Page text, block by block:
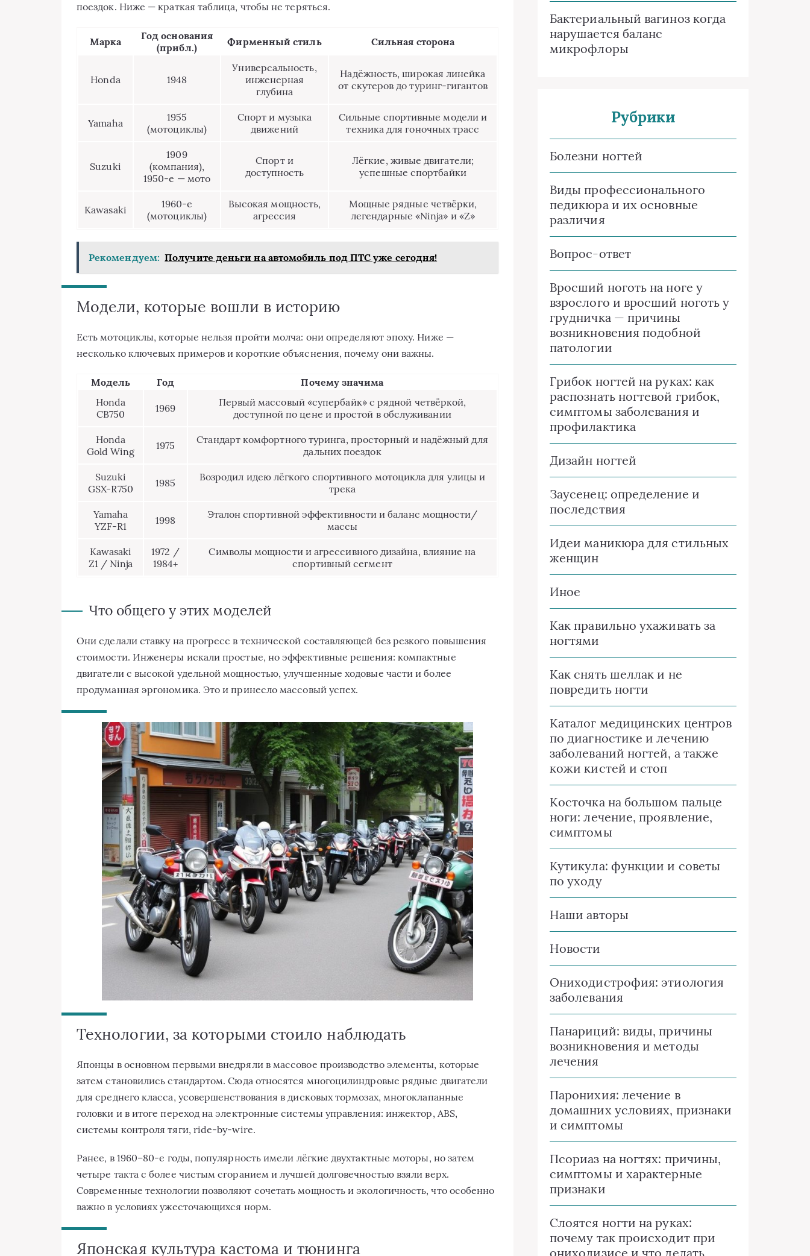
поездок. Ниже — краткая таблица, чтобы не теряться.
Марка
Год основания
(прибл.)
Фирменный стиль Сильная сторона
Honda 1948
Универсальность,
инженерная
глубина
Надёжность, широкая линейка
от скутеров до туринг-гигантов
Yamaha
1955
(мотоциклы)
Спорт и музыка
движений
Сильные спортивные модели и
техника для гоночных трасс
Suzuki
1909
(компания),
1950-е — мото
Спорт и
доступность
Лёгкие, живые двигатели;
успешные спортбайки
Kawasaki
1960-е
(мотоциклы)
Высокая мощность,
агрессия
Мощные рядные четвёрки,
легендарные «Ninja» и «Z»
Рекомендуем: Получите деньги на автомобиль под ПТС уже сегодня!
Модели, которые вошли в историю
Есть мотоциклы, которые нельзя пройти молча: они определяют эпоху. Ниже —
несколько ключевых примеров и короткие объяснения, почему они важны.
Модель Год
Почему значима
Honda
CB750
1969
Первый массовый «супербайк» с рядной четвёркой,
доступной по цене и простой в обслуживании
Honda
Gold Wing
1975
Стандарт комфортного туринга, просторный и надёжный для
дальних поездок
Suzuki
GSX-R750
1985
Возродил идею лёгкого спортивного мотоцикла для улицы и
трека
Yamaha
YZF-R1
1998
Эталон спортивной эффективности и баланс мощности/
массы
Kawasaki
Z1 / Ninja
1972 /
1984+
Символы мощности и агрессивного дизайна, влияние на
спортивный сегмент
Что общего у этих моделей
Они сделали ставку на прогресс в технической составляющей без резкого повышения
стоимости. Инженеры искали простые, но эффективные решения: компактные
двигатели с высокой удельной мощностью, улучшенные ходовые части и более
продуманная эргономика. Это и принесло массовый успех.
Технологии, за которыми стоило наблюдать
Японцы в основном первыми внедряли в массовое производство элементы, которые
затем становились стандартом. Сюда относятся многоцилиндровые рядные двигатели
для среднего класса, усовершенствования в дисковых тормозах, многоклапанные
головки и в итоге переход на электронные системы управления: инжектор, ABS,
системы контроля тяги, ride-by-wire.
Ранее, в 1960–80-е годы, популярность имели лёгкие двухтактные моторы, но затем
четыре такта с более чистым сгоранием и лучшей долговечностью взяли верх.
Современные технологии позволяют сочетать мощность и экологичность, что особенно
важно в условиях ужесточающихся норм.
Японская культура кастома и тюнинга
Бактериальный вагиноз когда
нарушается баланс
микрофлоры
Рубрики
Болезни ногтей
Виды профессионального
педикюра и их основные
различия
Вопрос-ответ
Вросший ноготь на ноге у
взрослого и вросший ноготь у
грудничка — причины
возникновения подобной
патологии
Грибок ногтей на руках: как
распознать ногтевой грибок,
симптомы заболевания и
профилактика
Дизайн ногтей
Заусенец: определение и
последствия
Идеи маникюра для стильных
женщин
Иное
Как правильно ухаживать за
ногтями
Как снять шеллак и не
повредить ногти
Каталог медицинских центров
по диагностике и лечению
заболеваний ногтей, а также
кожи кистей и стоп
Косточка на большом пальце
ноги: лечение, проявление,
симптомы
Кутикула: функции и советы
по уходу
Наши авторы
Новости
Ониходистрофия: этиология
заболевания
Панариций: виды, причины
возникновения и методы
лечения
Паронихия: лечение в
домашних условиях, признаки
и симптомы
Псориаз на ногтях: причины,
симптомы и характерные
признаки
Слоятся ногти на руках:
почему так происходит при
онихолизисе и что делать